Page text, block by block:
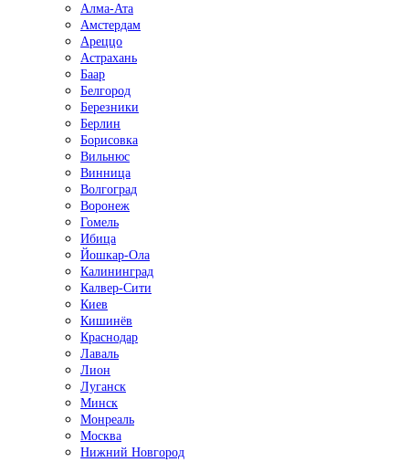
Алма-Ата
Амстердам
Ареццо
Астрахань
Баар
Белгород
Березники
Берлин
Борисовка
Вильнюс
Винница
Волгоград
Воронеж
Гомель
Ибица
Йошкар-Ола
Калининград
Калвер-Сити
Киев
Кишинёв
Краснодар
Лаваль
Лион
Луганск
Минск
Монреаль
Москва
Нижний Новгород